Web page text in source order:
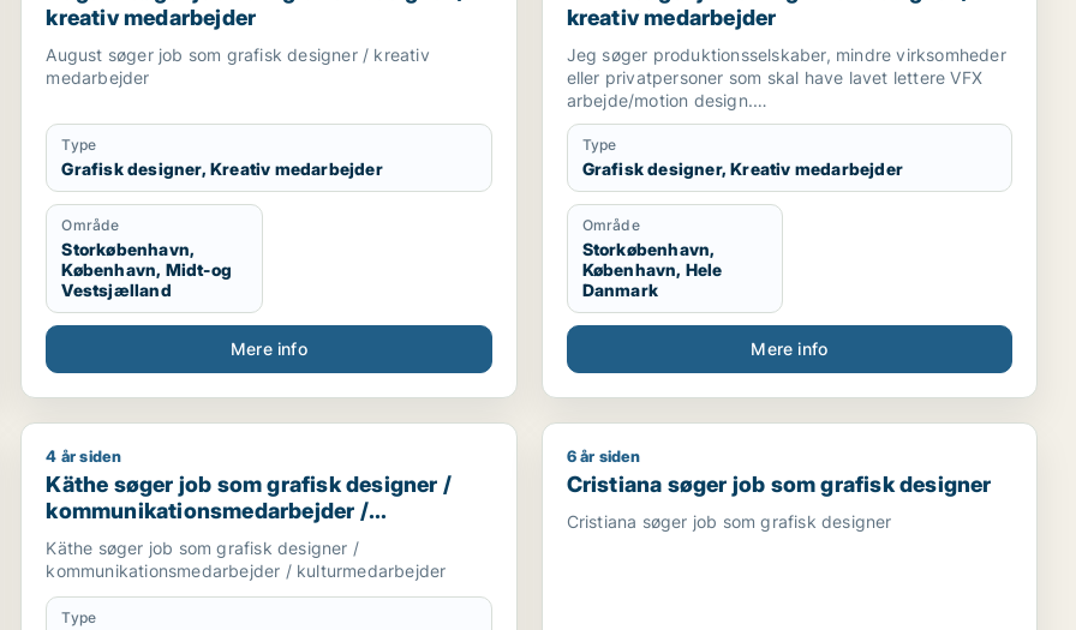
kreativ medarbejder
August søger job som grafisk designer / kreativ
medarbejder
Type
Grafisk designer, Kreativ medarbejder
Område
Storkøbenhavn,
København, Midt-og
Vestsjælland
Mere info
kreativ medarbejder
Jeg søger produktionsselskaber, mindre virksomheder
eller privatpersoner som skal have lavet lettere VFX
arbejde/motion design.
Jeg er skarp, og har super meget passion for faget.
Type
Grafisk designer, Kreativ medarbejder
Område
Storkøbenhavn,
København, Hele
Danmark
Mere info
/ journalist / marketingmedarbejder / forretningsudvikler
Käthe søger job som grafisk designer / kommunikationsmedarbejder / kulturmedarbejder
4 år siden
Käthe søger job som grafisk designer /
kommunikationsmedarbejder /
kulturmedarbejder
Käthe søger job som grafisk designer /
kommunikationsmedarbejder / kulturmedarbejder
Type
Cristiana søger job som grafisk designer
6 år siden
Cristiana søger job som grafisk designer
Cristiana søger job som grafisk designer